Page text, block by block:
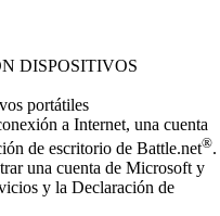
DISPOSITIVOS
portátiles
a Internet, una cuenta
de escritorio de Battle.net®.
una cuenta de Microsoft y
y la Declaración de